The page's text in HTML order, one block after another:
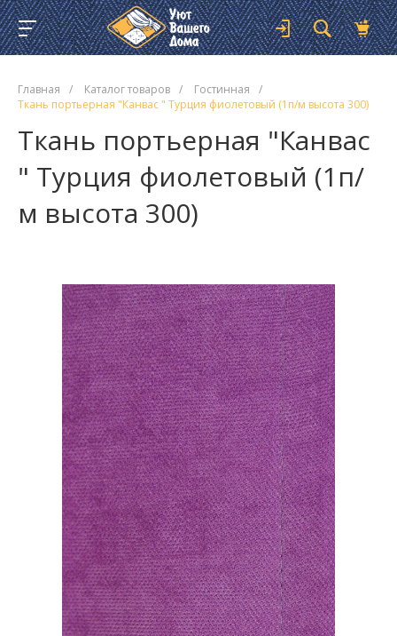
Главная / Каталог товаров / Гостинная
/
Ткань портьерная "Канвас " Турция фиолетовый (1п/м высота 300)
Ткань портьерная "Канвас
" Турция фиолетовый (1п/
м высота 300)